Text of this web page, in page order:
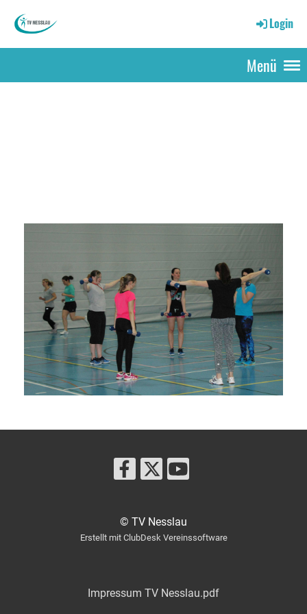
Login
Menü
© TV Nesslau
Erstellt mit ClubDesk Vereinssoftware
Impressum TV Nesslau.pdf